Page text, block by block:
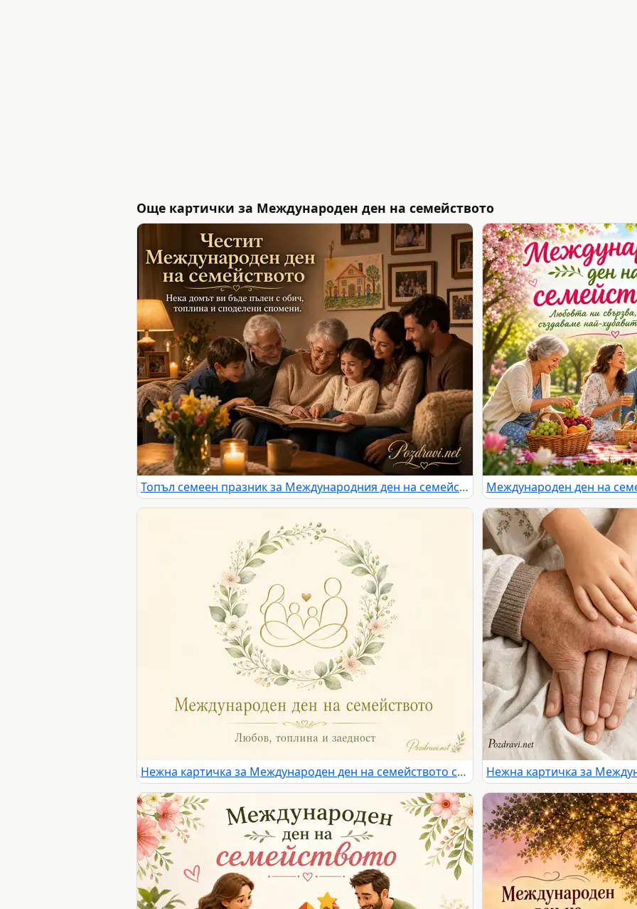
Още картички за Международен ден на семейството
Топъл семеен празник за Международния ден на семейството
Нежна картичка за Международен ден на семейството със семейна любов и заедност